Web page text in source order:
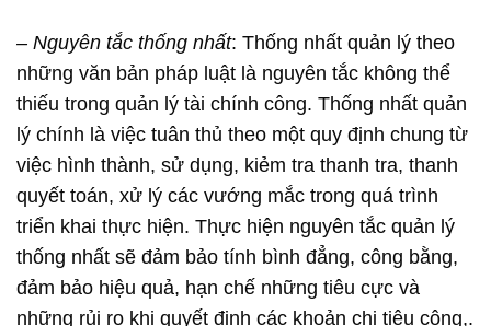
– Nguyên tắc thống nhất: Thống nhất quản lý theo
những văn bản pháp luật là nguyên tắc không thể
thiếu trong quản lý tài chính công. Thống nhất quản
lý chính là việc tuân thủ theo một quy định chung từ
việc hình thành, sử dụng, kiẻm tra thanh tra, thanh
quyết toán, xử lý các vướng mắc trong quá trình
triển khai thực hiện. Thực hiện nguyên tắc quản lý
thống nhất sẽ đảm bảo tính bình đẳng, công bằng,
đảm bảo hiệu quả, hạn chế những tiêu cực và
những rủi ro khi quyết định các khoản chi tiêu công,.